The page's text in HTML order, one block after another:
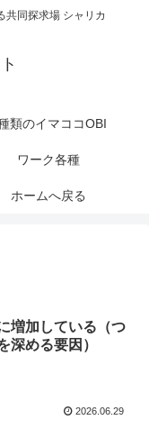
共同探求場 シャリカ
類のイマココOBI
ワーク各種
ホームへ戻る
増加している（つ
深める要因）
2026.06.29